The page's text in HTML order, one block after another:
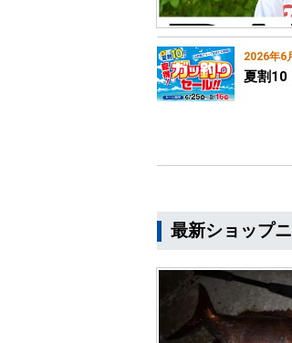
2026年6
夏割
最新ショップ